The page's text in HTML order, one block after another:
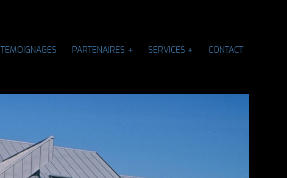
TEMOIGNAGES PARTENAIRES SERVICES CONTACT